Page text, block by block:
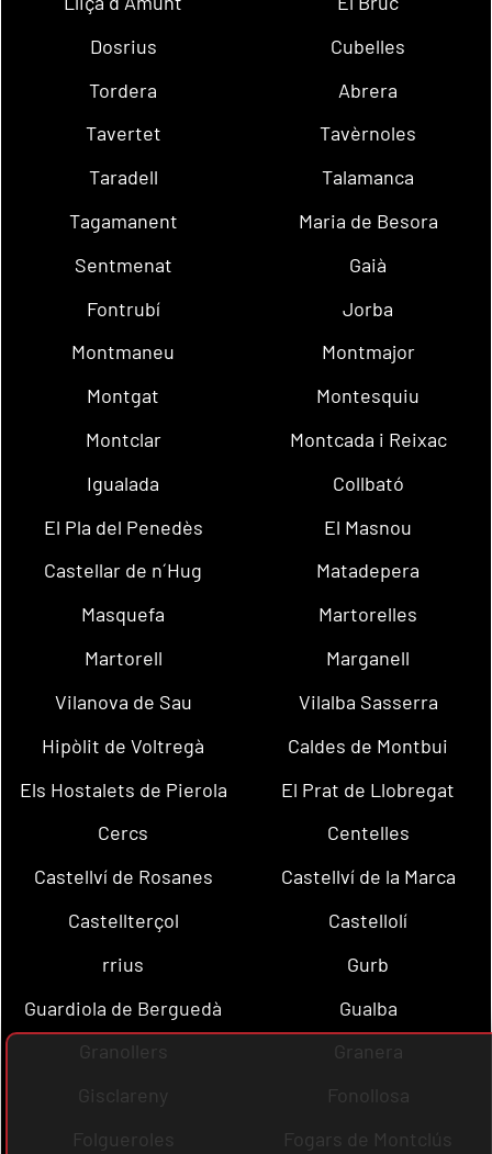
Dosrius
Cubelles
Tordera
Abrera
Tavertet
Tavèrnoles
Taradell
Talamanca
Tagamanent
Maria de Besora
Sentmenat
Gaià
Fontrubí
Jorba
Montmaneu
Montmajor
Montgat
Montesquiu
Montclar
Montcada i Reixac
Igualada
Collbató
El Pla del Penedès
El Masnou
Castellar de n´Hug
Matadepera
Masquefa
Martorelles
Martorell
Marganell
Vilanova de Sau
Vilalba Sasserra
Hipòlit de Voltregà
Caldes de Montbui
Els Hostalets de Pierola
El Prat de Llobregat
Cercs
Centelles
Castellví de Rosanes
Castellví de la Marca
Castellterçol
Castellolí
rrius
Gurb
Guardiola de Berguedà
Gualba
Granollers
Granera
Gisclareny
Fonollosa
Folgueroles
Fogars de Montclús